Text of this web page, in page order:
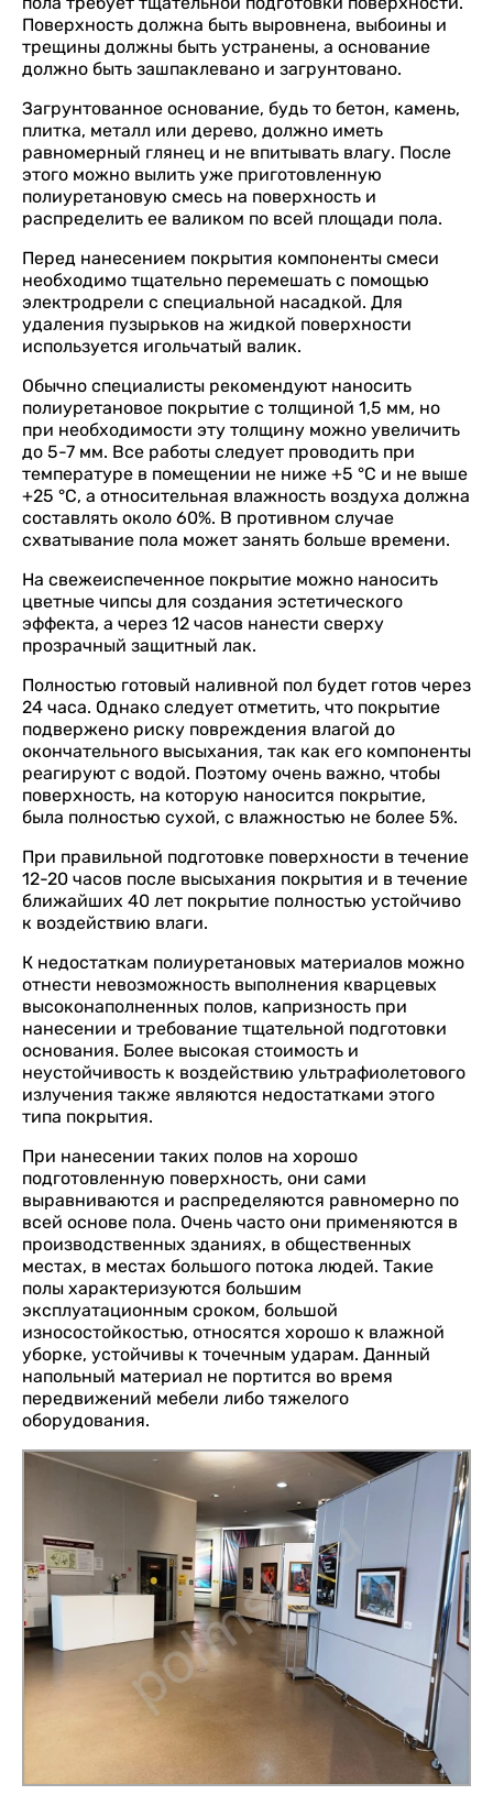
Поверхность должна быть выровнена, выбоины и
трещины должны быть устранены, а основание
должно быть зашпаклевано и загрунтовано.
Загрунтованное основание, будь то бетон, камень,
плитка, металл или дерево, должно иметь
равномерный глянец и не впитывать влагу. После
этого можно вылить уже приготовленную
полиуретановую смесь на поверхность и
распределить ее валиком по всей площади пола.
Перед нанесением покрытия компоненты смеси
необходимо тщательно перемешать с помощью
электродрели с специальной насадкой. Для
удаления пузырьков на жидкой поверхности
используется игольчатый валик.
Обычно специалисты рекомендуют наносить
полиуретановое покрытие с толщиной 1,5 мм, но
при необходимости эту толщину можно увеличить
до 5-7 мм. Все работы следует проводить при
температуре в помещении не ниже +5 °С и не выше
+25 °С, а относительная влажность воздуха должна
составлять около 60%. В противном случае
схватывание пола может занять больше времени.
На свежеиспеченное покрытие можно наносить
цветные чипсы для создания эстетического
эффекта, а через 12 часов нанести сверху
прозрачный защитный лак.
Полностью готовый наливной пол будет готов через
24 часа. Однако следует отметить, что покрытие
подвержено риску повреждения влагой до
окончательного высыхания, так как его компоненты
реагируют с водой. Поэтому очень важно, чтобы
поверхность, на которую наносится покрытие,
была полностью сухой, с влажностью не более 5%.
При правильной подготовке поверхности в течение
12-20 часов после высыхания покрытия и в течение
ближайших 40 лет покрытие полностью устойчиво
к воздействию влаги.
К недостаткам полиуретановых материалов можно
отнести невозможность выполнения кварцевых
высоконаполненных полов, капризность при
нанесении и требование тщательной подготовки
основания. Более высокая стоимость и
неустойчивость к воздействию ультрафиолетового
излучения также являются недостатками этого
типа покрытия.
При нанесении таких полов на хорошо
подготовленную поверхность, они сами
выравниваются и распределяются равномерно по
всей основе пола. Очень часто они применяются в
производственных зданиях, в общественных
местах, в местах большого потока людей. Такие
полы характеризуются большим
эксплуатационным сроком, большой
износостойкостью, относятся хорошо к влажной
уборке, устойчивы к точечным ударам. Данный
напольный материал не портится во время
передвижений мебели либо тяжелого
оборудования.